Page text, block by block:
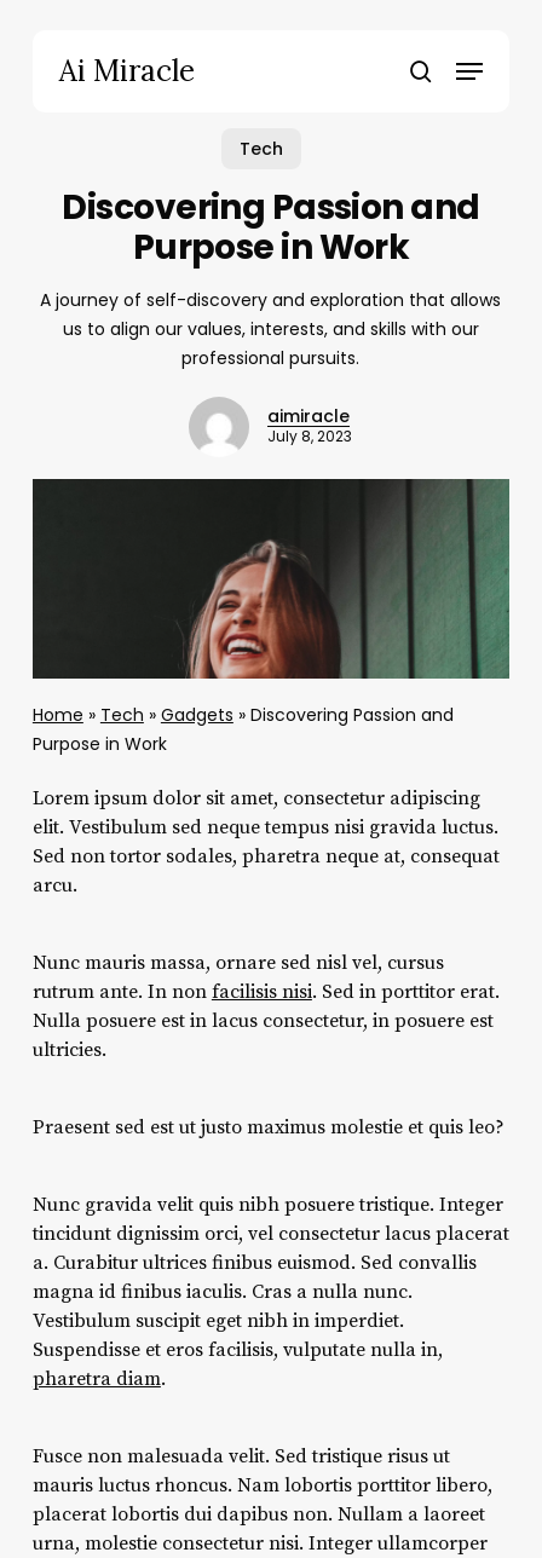
Ai Miracle search
Menu
Tech
Discovering Passion and
Purpose in Work
A journey of self-discovery and exploration that allows
us to align our values, interests, and skills with our
professional pursuits.
aimiracle
July 8, 2023
Home » Tech » Gadgets » Discovering Passion and
Purpose in Work
Lorem ipsum dolor sit amet, consectetur adipiscing
elit. Vestibulum sed neque tempus nisi gravida luctus.
Sed non tortor sodales, pharetra neque at, consequat
arcu.
Nunc mauris massa, ornare sed nisl vel, cursus
rutrum ante. In non facilisis nisi. Sed in porttitor erat.
Nulla posuere est in lacus consectetur, in posuere est
ultricies.
Praesent sed est ut justo maximus molestie et quis leo?
Nunc gravida velit quis nibh posuere tristique. Integer
tincidunt dignissim orci, vel consectetur lacus placerat
a. Curabitur ultrices finibus euismod. Sed convallis
magna id finibus iaculis. Cras a nulla nunc.
Vestibulum suscipit eget nibh in imperdiet.
Suspendisse et eros facilisis, vulputate nulla in,
pharetra diam.
Fusce non malesuada velit. Sed tristique risus ut
mauris luctus rhoncus. Nam lobortis porttitor libero,
placerat lobortis dui dapibus non. Nullam a laoreet
urna, molestie consectetur nisi. Integer ullamcorper